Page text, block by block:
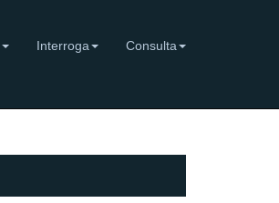
Interroga Consulta